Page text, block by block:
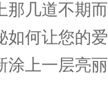
几道不期而
如何让您的爱
涂上一层亮丽